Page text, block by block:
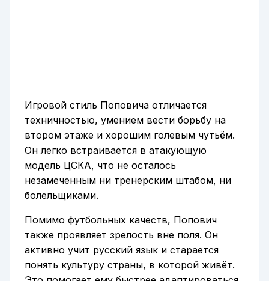
Игровой стиль Поповича отличается
техничностью, умением вести борьбу на
втором этаже и хорошим голевым чутьём.
Он легко встраивается в атакующую
модель ЦСКА, что не осталось
незамеченным ни тренерским штабом, ни
болельщиками.
Помимо футбольных качеств, Попович
также проявляет зрелость вне поля. Он
активно учит русский язык и старается
понять культуру страны, в которой живёт.